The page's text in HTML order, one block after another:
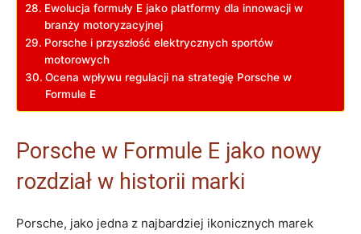
Ewolucja formuły E jako platformy dla innowacji w
branży motoryzacyjnej
Porsche i przyszłość elektrycznych sportów
motorowych
Ocena wpływu regulacji na strategię Porsche w
Formule E
Porsche w Formule E jako nowy
rozdział w historii marki
Porsche, jako jedna z najbardziej ikonicznych marek